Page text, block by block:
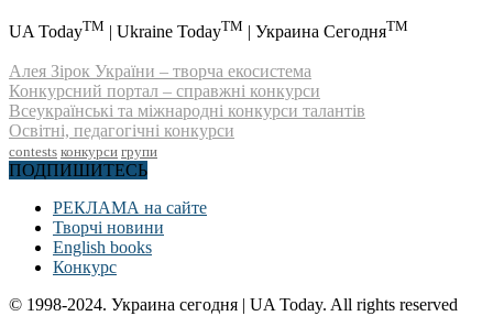
UA TodayTM | Ukraine TodayTM | Украина СегодняTM
Алея Зірок України – творча екосистема
Конкурсний портал – справжні конкурси
Всеукраїнські та міжнародні конкурси талантів
Освітні, педагогічні конкурси
contests конкурси групи
ПОДПИШИТЕСЬ
РЕКЛАМА на сайте
Творчі новини
English books
Конкурс
© 1998-2024. Украина сегодня | UA Today. All rights reserved